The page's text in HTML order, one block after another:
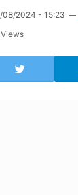
08/2024 - 15:23
Views